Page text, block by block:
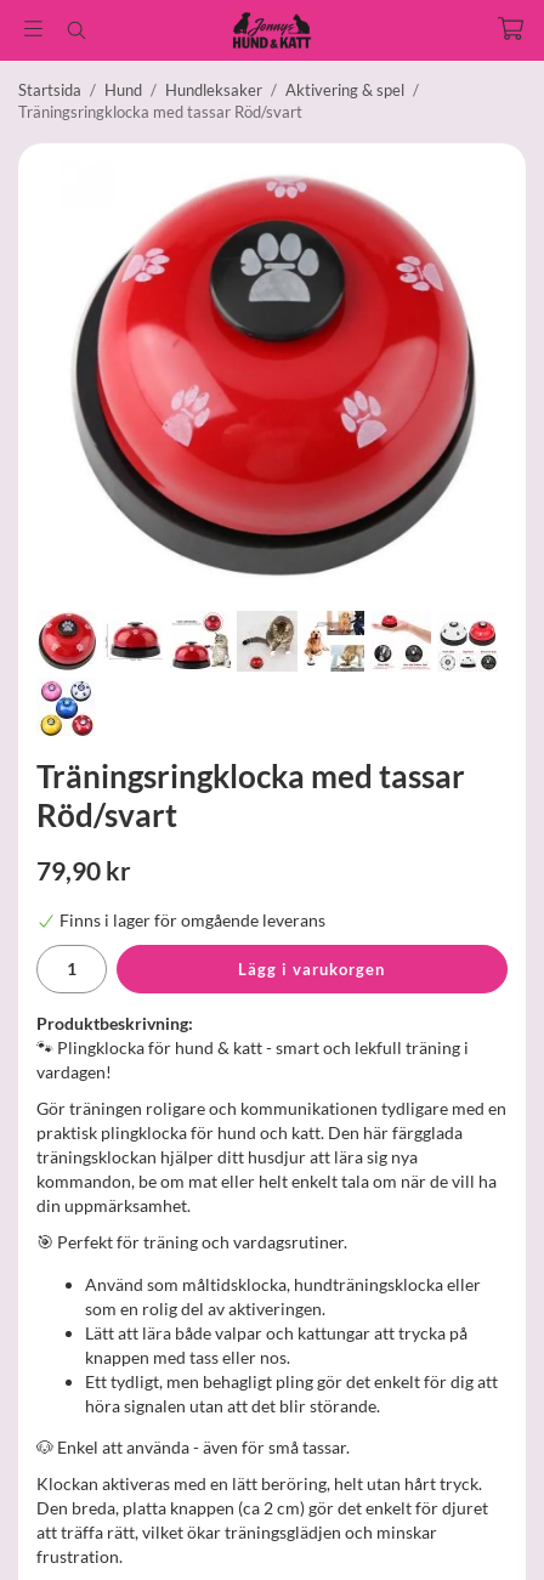
Startsida / Hund / Hundleksaker / Aktivering & spel /
Träningsringklocka med tassar Röd/svart
Träningsringklocka med tassar
Röd/svart
79,90 kr
Finns i lager för omgående leverans
Lägg i varukorgen
Produktbeskrivning:
🐾 Plingklocka för hund & katt - smart och lekfull träning i
vardagen!
Gör träningen roligare och kommunikationen tydligare med en
praktisk plingklocka för hund och katt. Den här färgglada
träningsklockan hjälper ditt husdjur att lära sig nya
kommandon, be om mat eller helt enkelt tala om när de vill ha
din uppmärksamhet.
🎯 Perfekt för träning och vardagsrutiner.
Använd som måltidsklocka, hundträningsklocka eller
som en rolig del av aktiveringen.
Lätt att lära både valpar och kattungar att trycka på
knappen med tass eller nos.
Ett tydligt, men behagligt pling gör det enkelt för dig att
höra signalen utan att det blir störande.
🐶 Enkel att använda - även för små tassar.
Klockan aktiveras med en lätt beröring, helt utan hårt tryck.
Den breda, platta knappen (ca 2 cm) gör det enkelt för djuret
att träffa rätt, vilket ökar träningsglädjen och minskar
frustration.